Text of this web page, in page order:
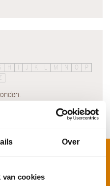
Over
van cookies
H K M N O
P